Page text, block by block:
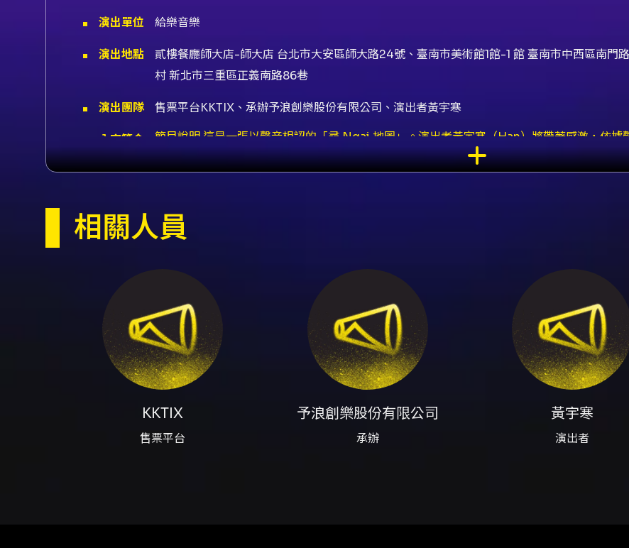
演出單位 給樂音樂
演出地點
貳樓餐廳師大店-師大店 台北市大安區師大路24號、臺南市美術館1館-1 館 臺南市中西區南
村 新北市三重區正義南路86巷
演出團隊 售票平台KKTIX、承辦予浪創樂股份有限公司、演出者黃宇寒
內容簡介
節目說明 這是一張以聲音相認的「尋 Ngai 地圖」。演出者黃宇寒（Han）將帶著感激，依據
重新編織打破語言邊界的交響。巡演在每一站採集不同城市與母語的故事，用音樂交換彼此的
Chapter 01 北投｜當雷擎的節奏響起：2026-08-28 19:30，場地：黑鳥咖啡北投店（
售票資訊另行公告）。 票價與購票 - 北投／台中／台東場：預售票 650 元、現場票 800 元。
優先席票價 325 元（詳見身心障礙票券說明）。 - 售票平台：KKTIX。購票連結與活動頁面
卡（VISA/MASTER/JCB）與 ATM 虛擬帳號（僅限台灣金融機構開戶）。信用卡支付採 3D
款，免手續費（每筆限購 4 張）。 - 身心障礙票券：僅限 KKTIX 網站購票，須於活動啟售前
示有效身心障礙證明正本。每位身心障礙人士含必要陪同者限購最多 2 張，身心障礙優先席票
券契約規定採用「方案二」退換票機制：消費者於購買票券後 3 日內（不含購票當日）可申請
需酌收票面金額 5% 手續費。退票申請及退款方式依 KKTIX 規定辦理。 - 未取票與已取票退
刷退、匯款等表單及郵寄地址等）。 主辦與聯絡 - 主辦單位：給樂音樂。 - 售票／客服：
準）。 圖片與更多資訊請參考活動頁面與 KKTIX 上之官方公告。欲購票請以 KKTIX 活動頁面
注意事項
注意事項 - 購票前請詳讀活動注意事項，購票即視為同意所有規範。 - 本節目禁止攜帶相機、
入場；遺失、破損或無法辨識等情形恕不補發。 - 請勿於非 KKTIX 正式授權通路購票；轉售
相關人員
KKTIX
售票平台
予浪創樂股份有限公司
承辦
黃宇寒
演出者